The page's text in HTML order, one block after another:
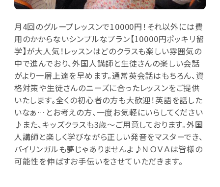
月4回のグループレッスンで10000円！それ以外には費
用のかからないシンプルなプラン【10000円ポッキリ留
学】が大人気！レッスンはどのクラスも楽しい雰囲気の
中で進んでおり、外国人講師と生徒さんの楽しい会話
がより一層上達を早めます。通常英会話はもちろん、資
格対策や生徒さんのニーズに合ったレッスンをご提供
いたします。全くの初心者の方も大歓迎！英語を話した
いなぁ…とお考えの方、一度お気軽にいらしてください
♪また、キッズクラスも3歳～ご用意しております。外国
人講師と楽しく学びながら正しい発音をマスターでき、
バイリンガルも夢じゃありませんよ♪ＮＯＶＡは皆様の
可能性を伸ばすお手伝いをさせていただきます。